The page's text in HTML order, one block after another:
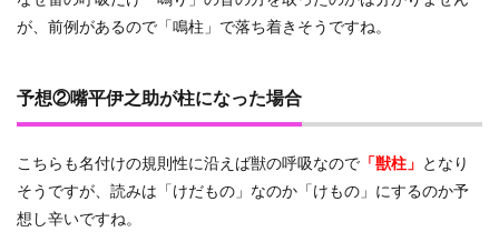
が、前例があるので「鳴柱」で落ち着きそうですね。
予想②嘴平伊之助が柱になった場合
こちらも名付けの規則性に沿えば獣の呼吸なので 「獣柱」 となり
そうですが、読みは「けだもの」なのか「けもの」にするのか予
想し辛いですね。